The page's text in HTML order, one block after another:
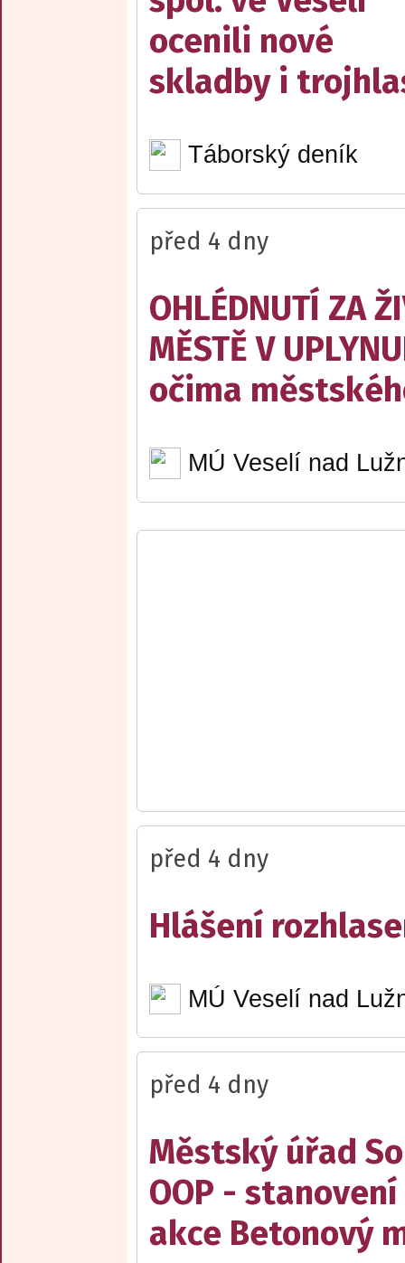
ocenili nové
skladby i
Táborský deník
před 4 dny
OHLÉDNUTÍ ZA
MĚSTĚ V
očima
MÚ Veselí nad
před 4 dny
Hlášení
MÚ Veselí nad
před 4 dny
Městský úřad
OOP -
akce Betonový